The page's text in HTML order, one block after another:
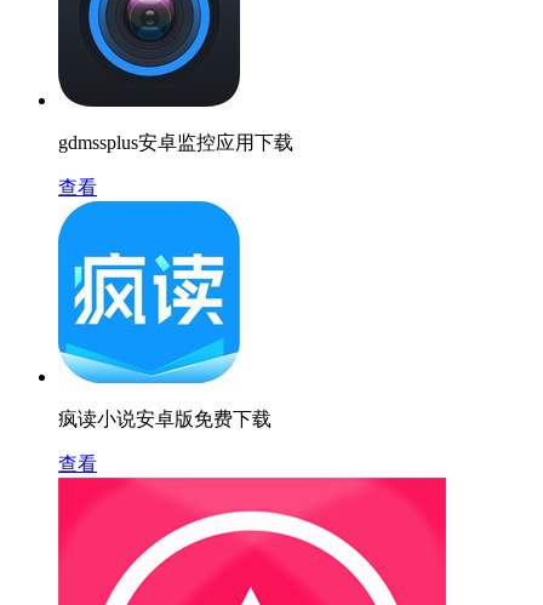
gdmssplus安卓监控应用下载
查看
疯读小说安卓版免费下载
查看